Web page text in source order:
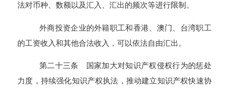
法对币种、数额以及汇入、汇出的频次等进行限制。
外商投资企业的外籍职工和香港、澳门、台湾职工
的工资收入和其他合法收入，可以依法自由汇出。
第二十三条 国家加大对知识产权侵权行为的惩处
力度，持续强化知识产权执法，推动建立知识产权快速协